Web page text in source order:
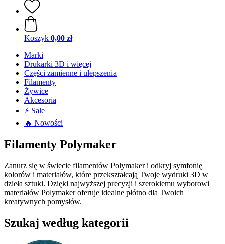
Koszyk 0,00 zł
Marki
Drukarki 3D i więcej
Części zamienne i ulepszenia
Filamenty
Żywice
Akcesoria
⚡ Sale
🔥 Nowości
Filamenty Polymaker
Zanurz się w świecie filamentów Polymaker i odkryj symfonię
kolorów i materiałów, które przekształcają Twoje wydruki 3D w
dzieła sztuki. Dzięki najwyższej precyzji i szerokiemu wyborowi
materiałów Polymaker oferuje idealne płótno dla Twoich
kreatywnych pomysłów.
Szukaj według kategorii